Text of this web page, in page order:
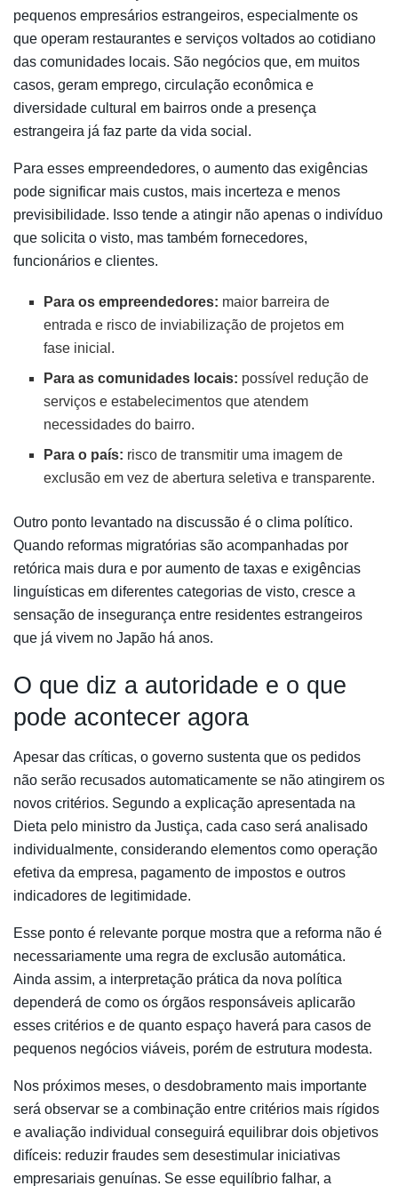
pequenos empresários estrangeiros, especialmente os
que operam restaurantes e serviços voltados ao cotidiano
das comunidades locais. São negócios que, em muitos
casos, geram emprego, circulação econômica e
diversidade cultural em bairros onde a presença
estrangeira já faz parte da vida social.
Para esses empreendedores, o aumento das exigências
pode significar mais custos, mais incerteza e menos
previsibilidade. Isso tende a atingir não apenas o indivíduo
que solicita o visto, mas também fornecedores,
funcionários e clientes.
Para os empreendedores: maior barreira de
entrada e risco de inviabilização de projetos em
fase inicial.
Para as comunidades locais: possível redução de
serviços e estabelecimentos que atendem
necessidades do bairro.
Para o país: risco de transmitir uma imagem de
exclusão em vez de abertura seletiva e transparente.
Outro ponto levantado na discussão é o clima político.
Quando reformas migratórias são acompanhadas por
retórica mais dura e por aumento de taxas e exigências
linguísticas em diferentes categorias de visto, cresce a
sensação de insegurança entre residentes estrangeiros
que já vivem no Japão há anos.
O que diz a autoridade e o que
pode acontecer agora
Apesar das críticas, o governo sustenta que os pedidos
não serão recusados automaticamente se não atingirem os
novos critérios. Segundo a explicação apresentada na
Dieta pelo ministro da Justiça, cada caso será analisado
individualmente, considerando elementos como operação
efetiva da empresa, pagamento de impostos e outros
indicadores de legitimidade.
Esse ponto é relevante porque mostra que a reforma não é
necessariamente uma regra de exclusão automática.
Ainda assim, a interpretação prática da nova política
dependerá de como os órgãos responsáveis aplicarão
esses critérios e de quanto espaço haverá para casos de
pequenos negócios viáveis, porém de estrutura modesta.
Nos próximos meses, o desdobramento mais importante
será observar se a combinação entre critérios mais rígidos
e avaliação individual conseguirá equilibrar dois objetivos
difíceis: reduzir fraudes sem desestimular iniciativas
empresariais genuínas. Se esse equilíbrio falhar, a